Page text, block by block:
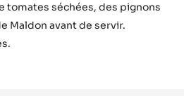
tomates séchées, des pignons
Maldon avant de servir.